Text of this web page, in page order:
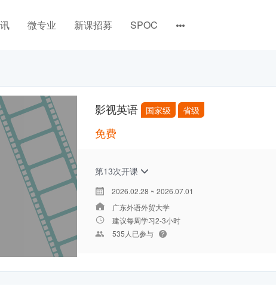
微专业 新课招募 SPOC
影视英语 国家级 省级
免费
第13次开课
2026.02.28 ~ 2026.07.01
广东外语外贸大学
建议每周学习2-3小时
535人已参与